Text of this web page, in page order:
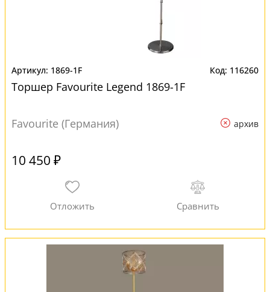
1869-1F 116260
Торшер Favourite Legend 1869-1F
Favourite (Германия) архив
10 450 ₽